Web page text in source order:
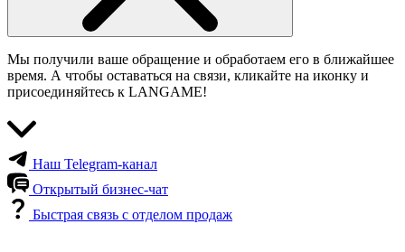
Мы получили ваше обращение и обработаем его в ближайшее
время. А чтобы оставаться на связи, кликайте на иконку и
присоединяйтесь к LANGAME!
Наш Telegram-канал
Открытый бизнес-чат
Быстрая связь с отделом продаж